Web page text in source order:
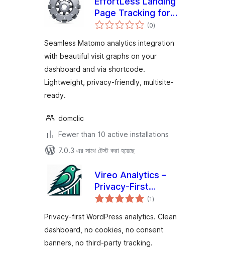
Page Tracking for
Matomo
(0total
ratings
)
Seamless Matomo analytics integration
with beautiful visit graphs on your
dashboard and via shortcode.
Lightweight, privacy-friendly, multisite-
ready.
domclic
Fewer than 10 active installations
7.0.3 এর সাথে টেস্ট করা হয়েছে
Vireo Analytics –
Privacy-First
WordPress
(1total
ratings
)
Privacy-first WordPress analytics. Clean
dashboard, no cookies, no consent
banners, no third-party tracking.